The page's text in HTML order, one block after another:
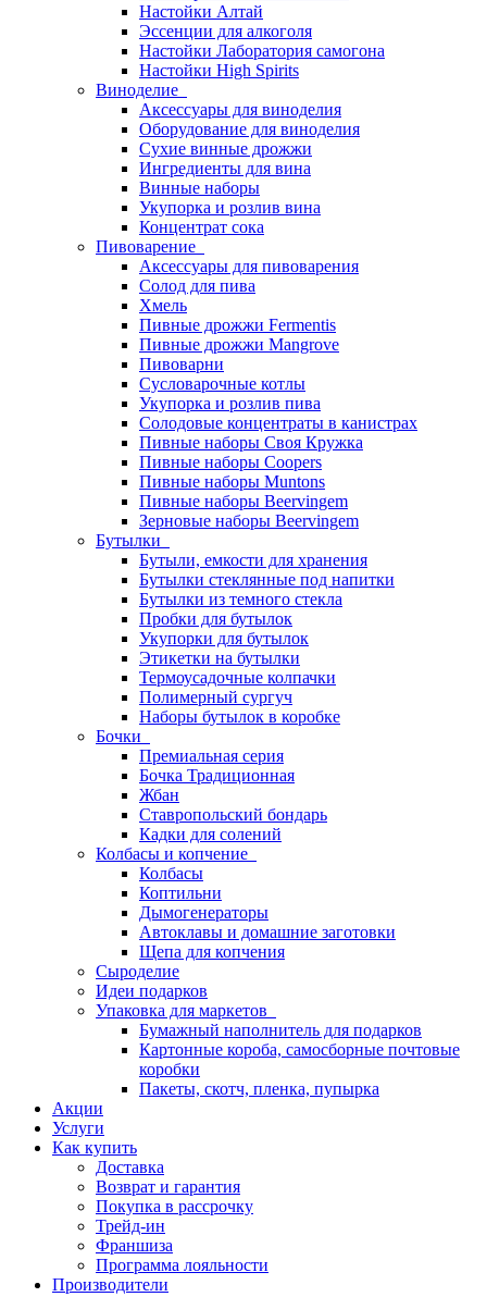
Настойки Алтай
Эссенции для алкоголя
Настойки Лаборатория самогона
Настойки High Spirits
Виноделие
Аксессуары для виноделия
Оборудование для виноделия
Сухие винные дрожжи
Ингредиенты для вина
Винные наборы
Укупорка и розлив вина
Концентрат сока
Пивоварение
Аксессуары для пивоварения
Солод для пива
Хмель
Пивные дрожжи Fermentis
Пивные дрожжи Mangrove
Пивоварни
Сусловарочные котлы
Укупорка и розлив пива
Солодовые концентраты в канистрах
Пивные наборы Своя Кружка
Пивные наборы Coopers
Пивные наборы Muntons
Пивные наборы Beervingem
Зерновые наборы Beervingem
Бутылки
Бутыли, емкости для хранения
Бутылки стеклянные под напитки
Бутылки из темного стекла
Пробки для бутылок
Укупорки для бутылок
Этикетки на бутылки
Термоусадочные колпачки
Полимерный сургуч
Наборы бутылок в коробке
Бочки
Премиальная серия
Бочка Традиционная
Жбан
Ставропольский бондарь
Кадки для солений
Колбасы и копчение
Колбасы
Коптильни
Дымогенераторы
Автоклавы и домашние заготовки
Щепа для копчения
Сыроделие
Идеи подарков
Упаковка для маркетов
Бумажный наполнитель для подарков
Картонные короба, самосборные почтовые
коробки
Пакеты, скотч, пленка, пупырка
Акции
Услуги
Как купить
Доставка
Возврат и гарантия
Покупка в рассрочку
Трейд-ин
Франшиза
Программа лояльности
Производители